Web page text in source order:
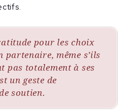
pour les choix
partenaire, même s’ils
pas totalement à ses
un geste de
soutien.